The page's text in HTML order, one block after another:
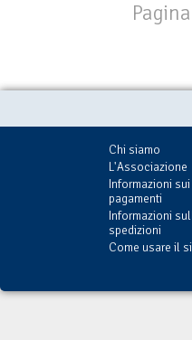
Chi siamo
L'Associazione
Informazioni sui
pagamenti
Informazioni
spedizioni
Come usare il